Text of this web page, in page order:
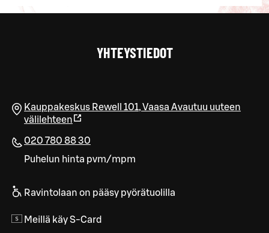
YHTEYSTIEDOT
Kauppakeskus Rewell 101,Vaasa Avautuu uuteen
välilehteen
020 780 88 30
Puhelun hinta pvm/mpm
Ravintolaan on pääsy pyörätuolilla
Meillä käy S-Card